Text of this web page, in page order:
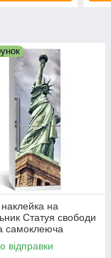
наклейка на
Статуя свободи
самоклеюча
ламінацією
мм
відправки